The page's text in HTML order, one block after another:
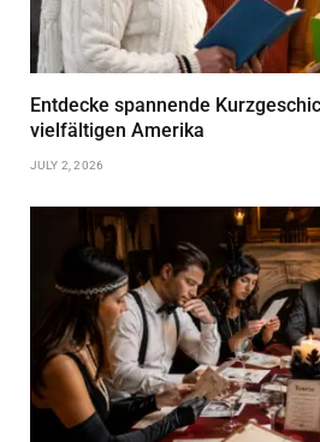
Entdecke spannende
vielfältigen Amerika
JULY 2, 2026